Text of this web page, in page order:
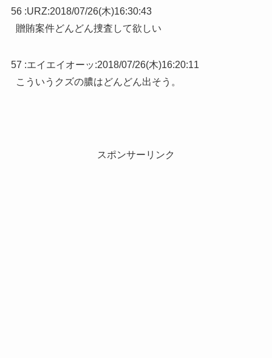
56 :URZ:2018/07/26(木)16:30:43
贈賄案件どんどん捜査して欲しい
57 :エイエイオーッ:2018/07/26(木)16:20:11
こういうクズの膿はどんどん出そう。
スポンサーリンク